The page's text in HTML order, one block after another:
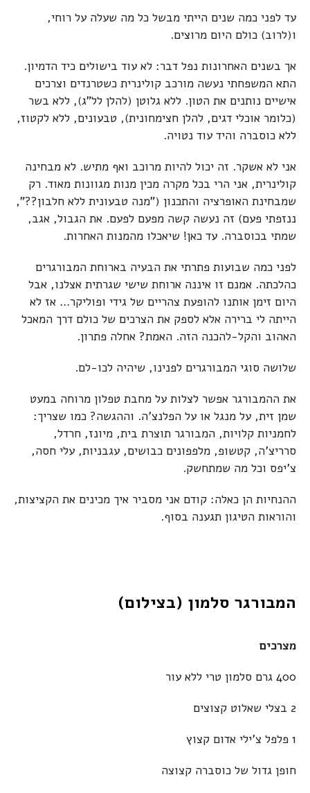
עד לפני כמה שנים הייתי מבשל כל מה שעלה על רוחי,
ו(לרוב) כולם היום מרוצים.
אך בשנים האחרונות נפל דבר: לא עוד בישולים כיד הדמיון.
התא המשפחתי נעשה מורכב קולינרית כשטרנדים וצרכים
אישיים נותנים את הטון. ללא גלוטן (להלן לל"ג), ללא בשר
(כלומר אוכלי דגים, להלן חצימחונית), טבעונים, ללא לקטוז,
ללא כוסברה והיד עוד נטויה.
אני לא אשקר. זה יכול להיות מרוכב ואף מתיש. לא מבחינה
קולינרית, אני הרי בכל מקרה מכין מנות מגוונות מאוד. רק
שמבחינת האופרציה והתכנון ("מנה טבעונית ללא חלבון??",
ננזפתי פעם) זה נעשה קשה מפעם לפעם. את הגבול, אגב,
שמתי בכוסברה. עד כאן! שיאכלו מהמנות האחרות.
לפני כמה שבועות פתרתי את הבעיה בארוחת המבורגרים
כהלכתה. אמנם זו איננה ארוחת שישי שגרתית אצלנו, אבל
היום זימן אותנו להופעת צהריים של גידי ופוליקר… אז לא
הייתה לי ברירה אלא לספק את הצרכים של כולם דרך המאכל
האהוב והקל-להכנה הזה. האמת? אחלה פתרון.
שלושה סוגי המבורגרים לפנינו, שיהיה לכו-לם.
את ההמבורגר אפשר לצלות על מחבת טפלון מרוחה במעט
שמן זית, על מנגל או על הפלנצ'ה. וההגשה? כמו שצריך:
לחמניות קלויות, המבורגר תוצרת בית, מיונז, חרדל,
סרריצ'ה, קטשופ, מלפפונים כבושים, עגבניות, עלי חסה,
צ'יפס וכל מה שמתחשק.
ההנחיות הן כאלה: קודם אני מסביר איך מכינים את הקציצות,
והוראות הטיגון תגענה בסוף.
המבורגר סלמון (בצילום)
מצרכים
400 גרם סלמון טרי ללא עור
2 בצלי שאלוט קצוצים
1 פלפל צ'ילי אדום קצוץ
חופן גדול של כוסברה קצוצה